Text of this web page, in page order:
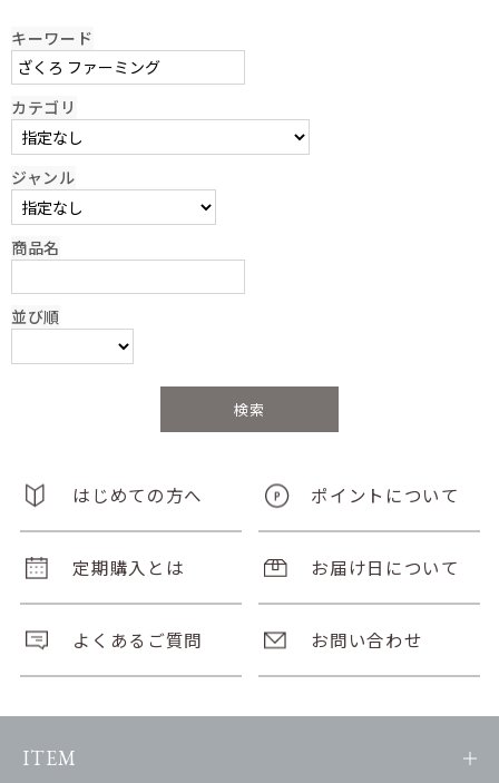
キーワード
カテゴリ
ジャンル
商品名
並び順
はじめての方へ ポイントについて
定期購入とは お届け日について
よくあるご質問 お問い合わせ
ITEM